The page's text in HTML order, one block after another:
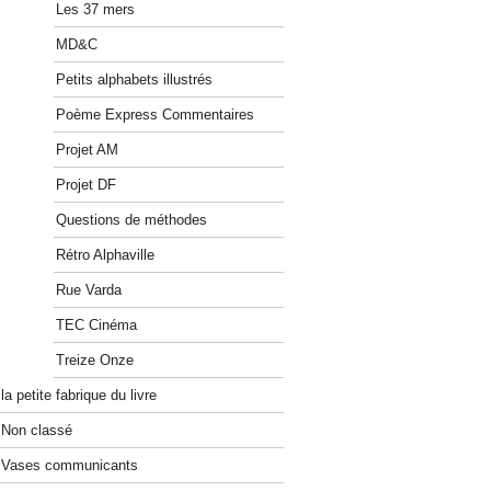
Les 37 mers
MD&C
Petits alphabets illustrés
Poème Express Commentaires
Projet AM
Projet DF
Questions de méthodes
Rétro Alphaville
Rue Varda
TEC Cinéma
Treize Onze
la petite fabrique du livre
Non classé
Vases communicants